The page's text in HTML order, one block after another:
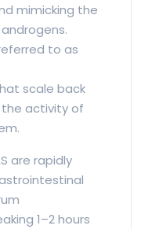
mimicking the
to as
scale back
activity of
are rapidly
1–2 hours